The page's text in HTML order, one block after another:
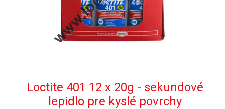
Loctite 401 12 x 20g - sekundové
lepidlo pre kyslé povrchy